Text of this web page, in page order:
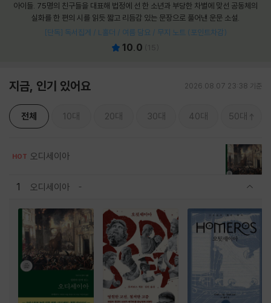
아이들. 75명의 친구들을 대표해 법정에 선 한 소년과 부당한 차별에 맞선 공동체의
실화를 한 편의 시를 읽듯 짧고 리듬감 있는 문장으로 풀어낸 운문 소설.
[단독] 독서집게 / L홀더 / 여름 담요 / 무지 노트 (포인트차감)
10.0
지금, 인기 있어요 2026.08.07 23:38 기준
전체 10대 20대 30대 40대 50대
HOT 오디세이아
1 오디세이아